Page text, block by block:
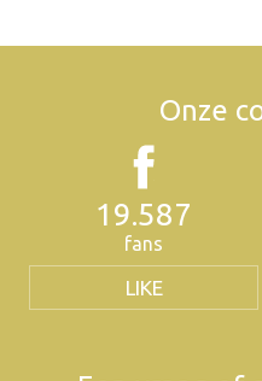
Onze
19.587
fans
LIKE